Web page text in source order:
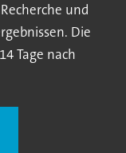
und
Die
Tage nach